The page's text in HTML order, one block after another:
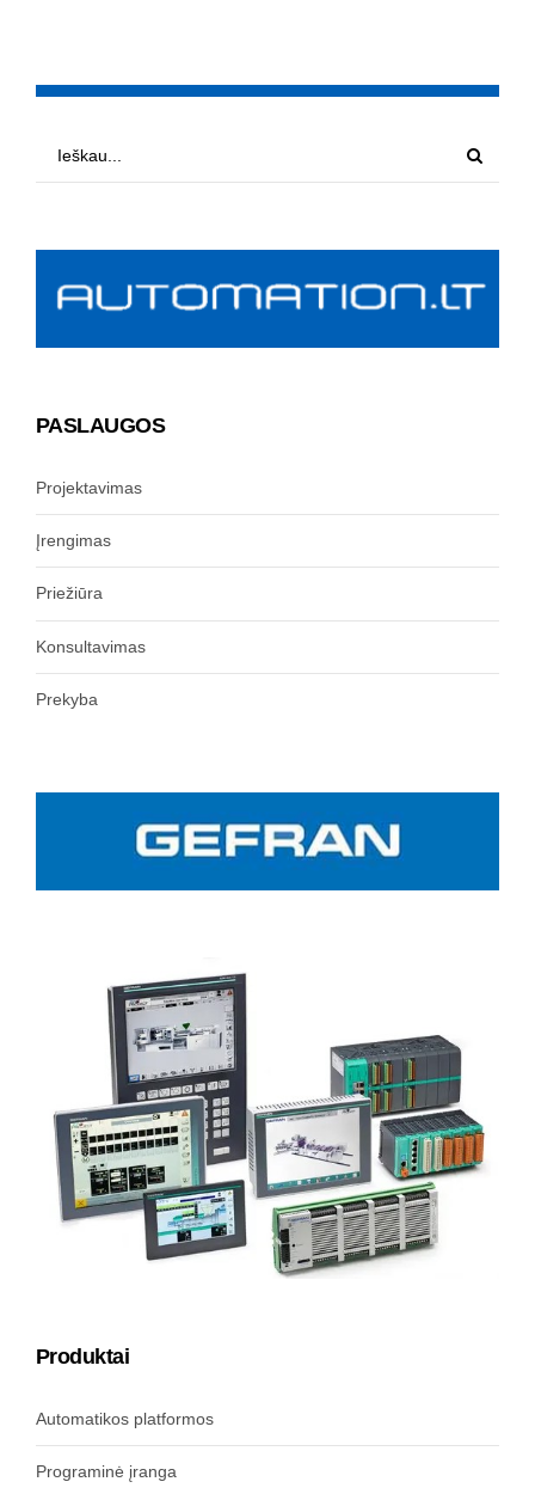
PASLAUGOS
Projektavimas
Įrengimas
Priežiūra
Konsultavimas
Prekyba
Produktai
Automatikos platformos
Programinė įranga